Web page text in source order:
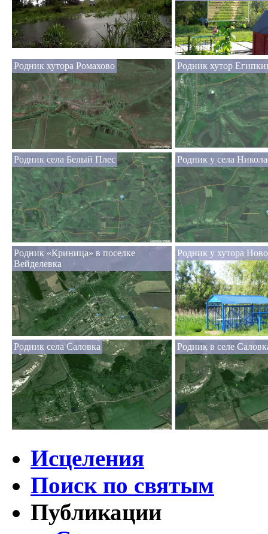
Родник хутора Ромахово Родник хутор
Родник села Белый Плес Родник у села
Родник «Криница» в поселке
Вейделевка
Родник у хутора
Родник села Саловка Родник в селе
Исцеления
Поиск по святым
Публикации